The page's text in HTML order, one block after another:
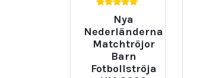
av 5
Nya
Nederländerna
Matchtröjor
Barn
Fotbollströja